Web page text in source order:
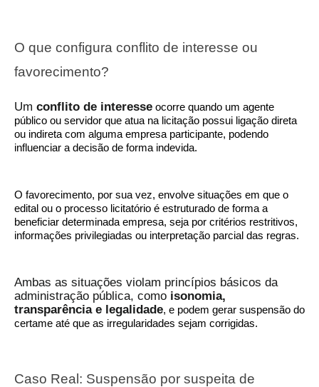
O que configura conflito de interesse ou
favorecimento?
Um conflito de interesse ocorre quando um agente
público ou servidor que atua na licitação possui ligação direta
ou indireta com alguma empresa participante, podendo
influenciar a decisão de forma indevida.
O favorecimento, por sua vez, envolve situações em que o
edital ou o processo licitatório é estruturado de forma a
beneficiar determinada empresa, seja por critérios restritivos,
informações privilegiadas ou interpretação parcial das regras.
Ambas as situações violam princípios básicos da
administração pública, como isonomia,
transparência e legalidade, e podem gerar suspensão do
certame até que as irregularidades sejam corrigidas.
Caso Real: Suspensão por suspeita de